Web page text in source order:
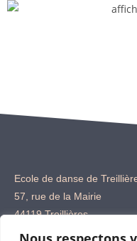
Ecole de danse de
57, rue de la Mairie
44119 Treillières